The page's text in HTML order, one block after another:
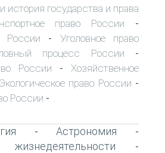
история государства и права
право России -
России - Уголовное право
процесс России -
России - Хозяйственное
Экологическое право России -
России -
-Астрономия -
жизнедеятельности -